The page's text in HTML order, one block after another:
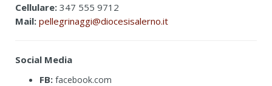
Cellulare: 347 555 9712
Mail: pellegrinaggi@diocesisalerno.it
Social Media
FB: facebook.com